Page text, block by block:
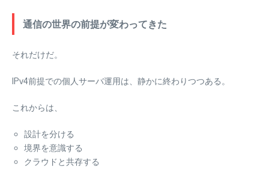
通信の世界の前提が変わってきた
それだけだ。
IPv4前提での個人サーバ運用は、静かに終わりつつある。
これからは、
設計を分ける
境界を意識する
クラウドと共存する